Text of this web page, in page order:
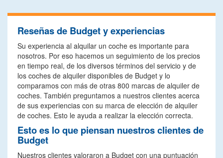
Reseñas de Budget y experiencias
Su experiencia al alquilar un coche es importante para
nosotros. Por eso hacemos un seguimiento de los precios
en tiempo real, de los diversos términos del servicio y de
los coches de alquiler disponibles de Budget y lo
comparamos con más de otras 800 marcas de alquiler de
coches. También preguntamos a nuestros clientes acerca
de sus experiencias con su marca de elección de alquiler
de coches. Esto le ayuda a realizar la elección correcta.
Esto es lo que piensan nuestros clientes de
Budget
Nuestros clientes valoraron a Budget con una puntuación